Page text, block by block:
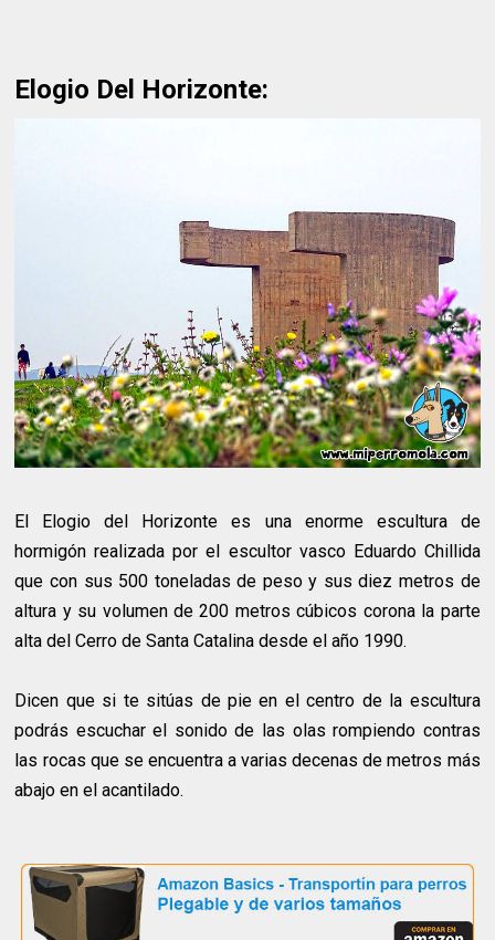
Elogio Del Horizonte:
El Elogio del Horizonte es una enorme escultura de
hormigón realizada por el escultor vasco Eduardo Chillida
que con sus 500 toneladas de peso y sus diez metros de
altura y su volumen de 200 metros cúbicos corona la parte
alta del Cerro de Santa Catalina desde el año 1990.
Dicen que si te sitúas de pie en el centro de la escultura
podrás escuchar el sonido de las olas rompiendo contras
las rocas que se encuentra a varias decenas de metros más
abajo en el acantilado.